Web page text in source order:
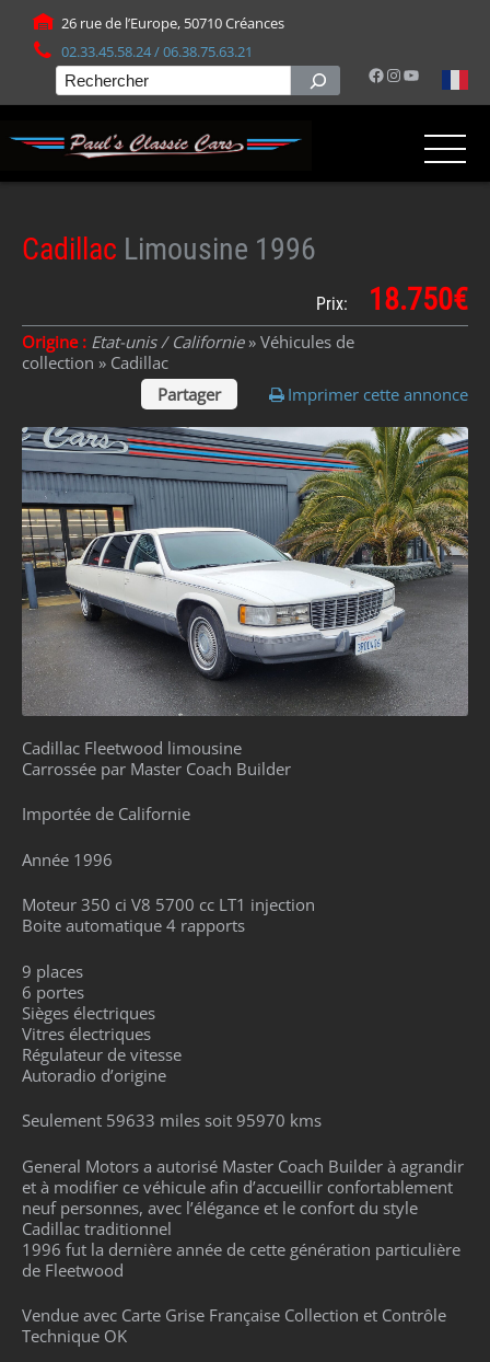
26 rue de l’Europe, 50710 Créances
02.33.45.58.24 / 06.38.75.63.21
Facebook
Instagram
YouTube
Rechercher
Cadillac Limousine 1996
Prix: 18.750€
Origine : Etat-unis / Californie» Véhicules de
collection » Cadillac
Partager
Imprimer cette annonce
Cadillac Fleetwood limousine
Carrossée par Master Coach Builder
Importée de Californie
Année 1996
Moteur 350 ci V8 5700 cc LT1 injection
Boite automatique 4 rapports
9 places
6 portes
Sièges électriques
Vitres électriques
Régulateur de vitesse
Autoradio d’origine
Seulement 59633 miles soit 95970 kms
General Motors a autorisé Master Coach Builder à agrandir
et à modifier ce véhicule afin d’accueillir confortablement
neuf personnes, avec l’élégance et le confort du style
Cadillac traditionnel
1996 fut la dernière année de cette génération particulière
de Fleetwood
Vendue avec Carte Grise Française Collection et Contrôle
Technique OK
Panneau de gestion des cookies